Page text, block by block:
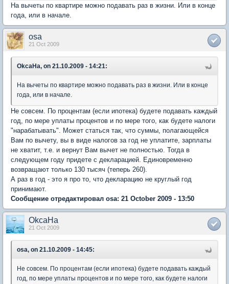
На вычеты по квартире можно подавать раз в жизни. Или в конце
года, или в начале.
osa
21 Oct 2009
OkcaHa, on 21.10.2009 - 14:21:
На вычеты по квартире можно подавать раз в жизни. Или в конце
года, или в начале.
Не совсем. По процентам (если ипотека) будете подавать каждый
год, по мере уплаты процентов и по мере того, как будете налоги
"нарабатывать". Может статься так, что суммы, полагающейся
Вам по вычету, вы в виде налогов за год не уплатите, зарплаты
не хватит, т.е. и вернут Вам вычет не полностью. Тогда в
следующем году придете с декларацией. Единовременно
возвращают только 130 тысяч (теперь 260).
А раз в год - это я про то, что декларацию не круглый год
принимают.
Сообщение отредактировал osa: 21 October 2009 - 13:50
OkcaHa
21 Oct 2009
osa, on 21.10.2009 - 14:45:
Не совсем. По процентам (если ипотека) будете подавать каждый
год, по мере уплаты процентов и по мере того, как будете налоги